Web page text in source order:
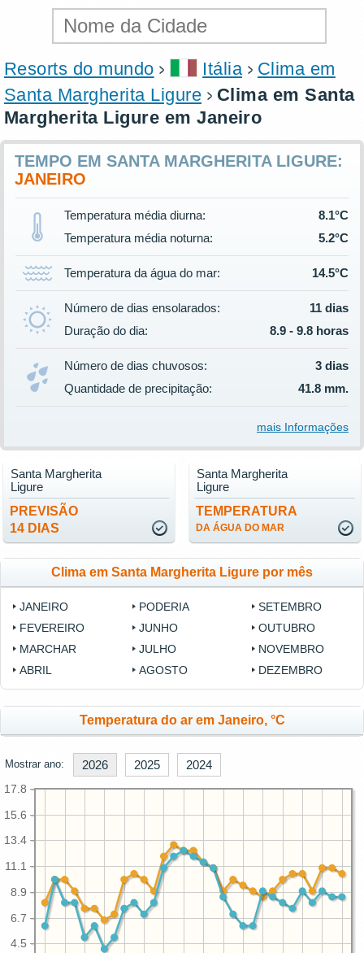
Resorts do mundo Itália
Clima em
Santa Margherita Ligure
Clima em Santa
Margherita Ligure em Janeiro
TEMPO EM SANTA MARGHERITA LIGURE:
JANEIRO
Temperatura média diurna:
8.1°C
Temperatura média noturna:
5.2°C
Temperatura da água do mar: 14.5°C
Número de dias ensolarados:
11 dias
Duração do dia:
8.9 - 9.8 horas
Número de dias chuvosos:
3 dias
Quantidade de precipitação:
41.8 mm.
mais Informações
PREVISÃO
14 DIAS
Santa Margherita
Ligure
TEMPERATURA
DA ÁGUA DO MAR
Santa Margherita
Ligure
Clima em Santa Margherita Ligure por mês
JANEIRO
FEVEREIRO
MARCHAR
ABRIL
PODERIA
JUNHO
JULHO
AGOSTO
SETEMBRO
OUTUBRO
NOVEMBRO
DEZEMBRO
Temperatura do ar em Janeiro, °C
Mostrar ano: 2026 2025 2024
4.5
6.7
8.9
11.1
13.4
15.6
17.8